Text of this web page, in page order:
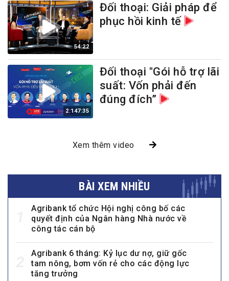
54:22
Đối thoại: Giải pháp để
phục hồi kinh tế
2:147:35
Đối thoại "Gói hỗ trợ lãi
suất: Vốn phải đến
đúng đích”
Xem thêm video
BÀI XEM NHIỀU
Agribank tổ chức Hội nghị công bố các
quyết định của Ngân hàng Nhà nước về
công tác cán bộ
Agribank 6 tháng: Kỷ lục dư nợ, giữ gốc
tam nông, bơm vốn rẻ cho các động lực
tăng trưởng